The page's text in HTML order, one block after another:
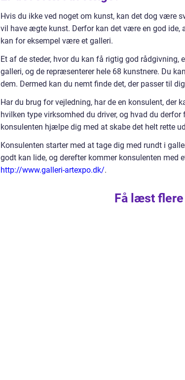
Hvis du ikke ved noget om kunst, kan det dog
vil have ægte kunst. Derfor kan det være en god ide,
kan for eksempel være et galleri.
Et af de steder, hvor du kan få rigtig god rådgivning,
galleri, og de repræsenterer hele 68 kunstnere. Du
dem. Dermed kan du nemt finde det, der passer til
Har du brug for vejledning, har de en konsulent, der
hvilken type virksomhed du driver, og hvad du
konsulenten hjælpe dig med at skabe det helt rette
Konsulenten starter med at tage dig med rundt i
godt kan lide, og derefter kommer konsulenten
http://www.galleri-artexpo.dk/.
Få læst